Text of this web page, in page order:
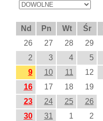
Nd Pn Wt Śr
26
27 28 29
2
3 4 5
9
10 11 12
16
17 18 19
23
24 25 26
30
31 1 2